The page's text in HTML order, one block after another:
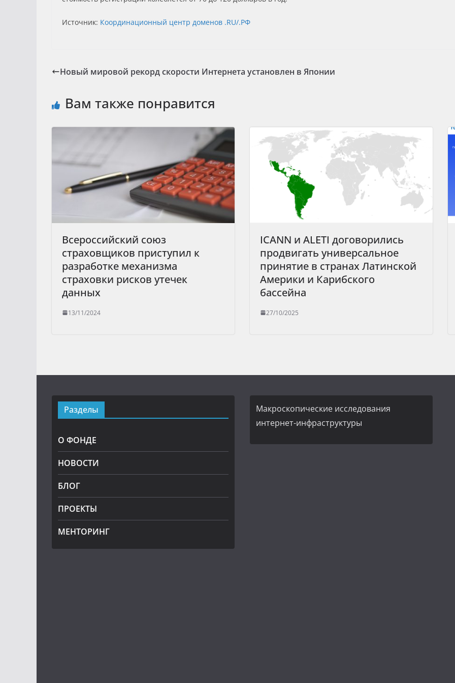
Источник: Координационный центр доменов .RU/.РФ
Новый мировой рекорд скорости Интернета установлен в Японии
Вам также понравится
Всероссийский союз
страховщиков приступил к
разработке механизма
страховки рисков утечек
данных
13/11/2024
ICANN и ALETI договорились
продвигать универсальное
принятие в странах Латинской
Америки и Карибского
бассейна
27/10/2025
Разделы
О ФОНДЕ
НОВОСТИ
БЛОГ
ПРОЕКТЫ
МЕНТОРИНГ
Макроскопические исследования
интернет-инфраструктуры